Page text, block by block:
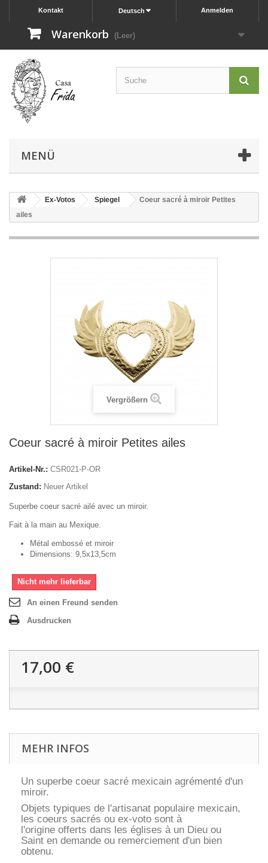
Anmelden
Deutsch
Kontakt
Warenkorb (Leer)
MENÜ
Ex-Votos Spiegel
Coeur sacré à miroir Petites
ailes
Vergrößern
Coeur sacré à miroir Petites ailes
Artikel-Nr.: CSR021-P-OR
Zustand: Neuer Artikel
Superbe coeur sacré ailé avec un miroir.
Fait à la main au Mexique.
Métal embossé et miroir
Dimensions: 9,5x13,5cm
Nicht mehr lieferbar
An einen Freund senden
Ausdrucken
17,00 €
MEHR INFOS
Un superbe coeur sacré mexicain agrémenté d'un
miroir.
Objets typiques de l'artisanat populaire mexicain,
les coeurs sacrés ou ex-voto sont à
l'origine offerts dans les églises à un Dieu ou
Saint en demande ou remerciement d'un bien
obtenu.